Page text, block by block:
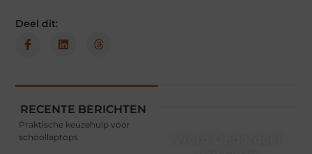
Deel dit:
RECENTE BERICHTEN
Praktische keuzehulp voor
schoollaptops